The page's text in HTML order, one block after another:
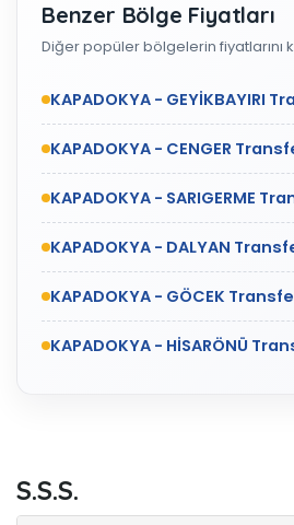
Benzer Bölge Fiyatları
Diğer popüler bölgelerin fiyatlarını
KAPADOKYA - GEYİKBAYIRI
KAPADOKYA - CENGER
KAPADOKYA - SARIGERME
KAPADOKYA - DALYAN
KAPADOKYA - GÖCEK
KAPADOKYA - HİSARÖNÜ
S.S.S.